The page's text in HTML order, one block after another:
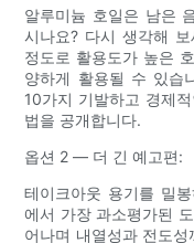
알루미늄 호일은 남은
시나요? 다시 생각해
정도로 활용도가 높은
양하게 활용될 수 있습
10가지 기발하고 경제
법을 공개합니다.
옵션 2 — 더 긴 예고편:
테이크아웃 용기를 밀
에서 가장 과소평가된
어나며 내열성과 전도